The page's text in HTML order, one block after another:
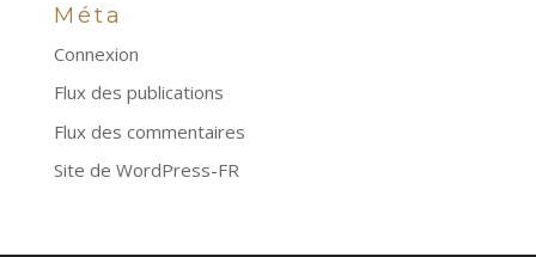
Méta
Connexion
Flux des publications
Flux des commentaires
Site de WordPress-FR